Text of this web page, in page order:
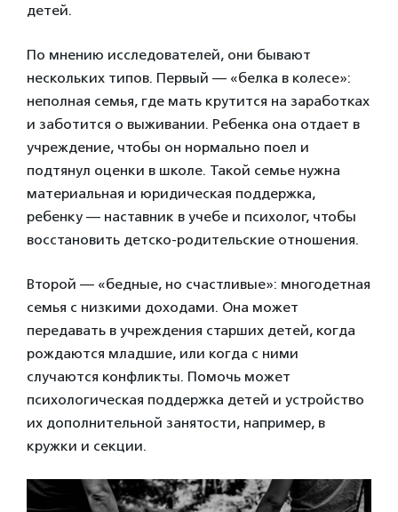
детей.
По мнению исследователей, они бывают
нескольких типов. Первый — «белка в колесе»:
неполная семья, где мать крутится на заработках
и заботится о выживании. Ребенка она отдает в
учреждение, чтобы он нормально поел и
подтянул оценки в школе. Такой семье нужна
материальная и юридическая поддержка,
ребенку — наставник в учебе и психолог, чтобы
восстановить детско-родительские отношения.
Второй — «бедные, но счастливые»: многодетная
семья с низкими доходами. Она может
передавать в учреждения старших детей, когда
рождаются младшие, или когда с ними
случаются конфликты. Помочь может
психологическая поддержка детей и устройство
их дополнительной занятости, например, в
кружки и секции.